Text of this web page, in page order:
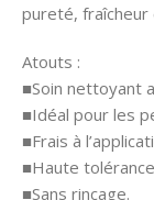
pureté,
Atouts :
■Soin nettoyant
■Idéal pour les
■Frais à
■Haute
■Sans rinçage.